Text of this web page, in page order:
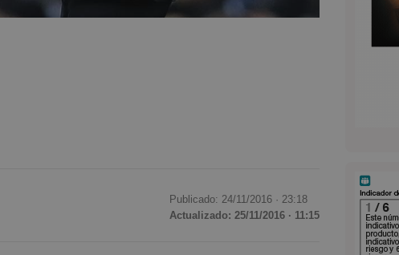
Publicado: 24/11/2016 · 23:18
Actualizado: 25/11/2016 · 11:15